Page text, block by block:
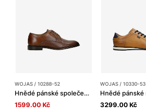
WOJAS / 10288-52
Hnědé pánské společenské polobotky z perforované kůže
1599.00 Kč
WOJAS / 10330-53
3299.00 Kč